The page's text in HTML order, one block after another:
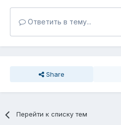
Ответить в тему...
Share
Перейти к списку тем